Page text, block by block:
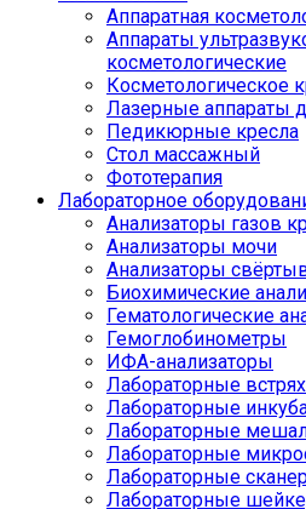
Аппаратная
Аппараты
косметологические
Косметологическое
Лазерные аппараты
Педикюрные кресла
Стол массажный
Фототерапия
Лабораторное
Анализаторы газов
Анализаторы мочи
Анализаторы
Биохимические
Гематологические
Гемоглобинометры
ИФА-анализаторы
Лабораторные
Лабораторные
Лабораторные
Лабораторные
Лабораторные
Лабораторные